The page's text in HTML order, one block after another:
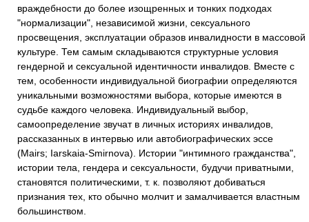
враждебности до более изощренных и тонких подходах
"нормализации", независимой жизни, сексуального
просвещения, эксплуатации образов инвалидности в массовой
культуре. Тем самым складываются структурные условия
гендерной и сексуальной идентичности инвалидов. Вместе с
тем, особенности индивидуальной биографии определяются
уникальными возможностями выбора, которые имеются в
судьбе каждого человека. Индивидуальный выбор,
самоопределение звучат в личных историях инвалидов,
рассказанных в интервью или автобиографических эссе
(Mairs; Iarskaia-Smirnova). Истории "интимного гражданства",
истории тела, гендера и сексуальности, будучи приватными,
становятся политическими, т. к. позволяют добиваться
признания тех, кто обычно молчит и замалчивается властным
большинством.